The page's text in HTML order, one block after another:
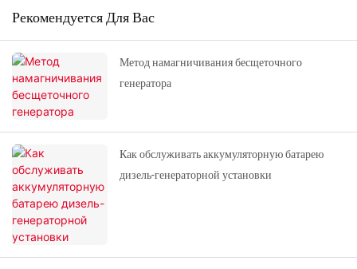
Рекомендуется Для Вас
Метод намагничивания бесщеточного
генератора
Как обслуживать аккумуляторную батарею
дизель-генераторной установки